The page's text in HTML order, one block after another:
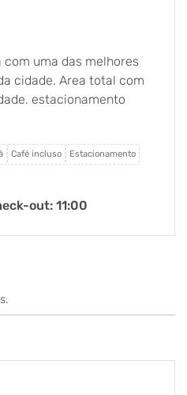
uma das melhores
cidade. Area total com
estacionamento
de segurança,
churrasqueira, wi-fii
comuns, café da
de cama novo. Tudo
mercados e comércio
Café incluso
Estacionamento
out: 11:00